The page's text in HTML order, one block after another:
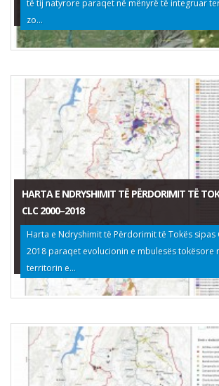
të tij natyrore paraqet në mënyrë të integruar
zo...
HARTA E NDRYSHIMIT TË PËRDORIMIT TË
CLC 2000–2018
Harta e Ndryshimit të Përdorimit të Tokës sipas
2018 paraqet evolucionin e mbulesës tokësore
territorin e...